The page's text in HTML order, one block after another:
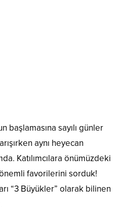
başlamasına sayılı günler
aynı heyecan
Katılımcılara önümüzdeki
favorilerini sorduk!
“3 Büyükler” olarak bilinen